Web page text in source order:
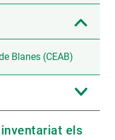
Blanes (CEAB)
els